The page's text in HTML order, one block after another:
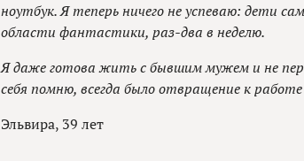
ноутбук. Я теперь ничего не успеваю: дети
области фантастики, раз-два в неделю.
Я даже готова жить с бывшим мужем и не
себя помню, всегда было отвращение к
Эльвира, 39 лет